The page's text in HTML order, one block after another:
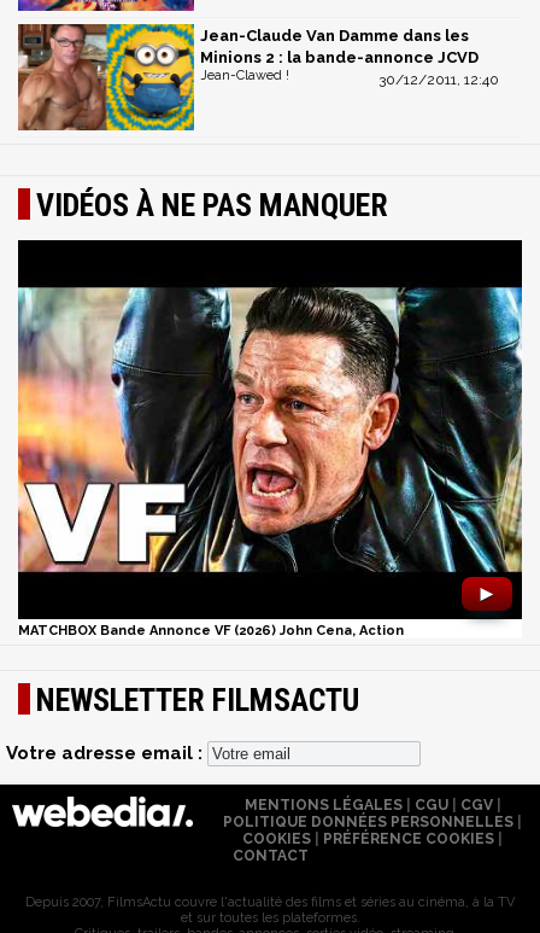
Jean-Claude Van Damme dans les
Minions 2 : la bande-annonce JCVD
30/12/2011, 12:40
Jean-Clawed !
VIDÉOS À NE PAS MANQUER
►
MATCHBOX Bande Annonce VF (2026) John Cena, Action
NEWSLETTER FILMSACTU
Votre adresse email :
MENTIONS LÉGALES| CGU| CGV|
POLITIQUE DONNÉES PERSONNELLES
COOKIES
PRÉFÉRENCE COOKIES
CONTACT
Depuis 2007, FilmsActu couvre l'actualité des films et séries au cinéma, à la TV
et sur toutes les plateformes.